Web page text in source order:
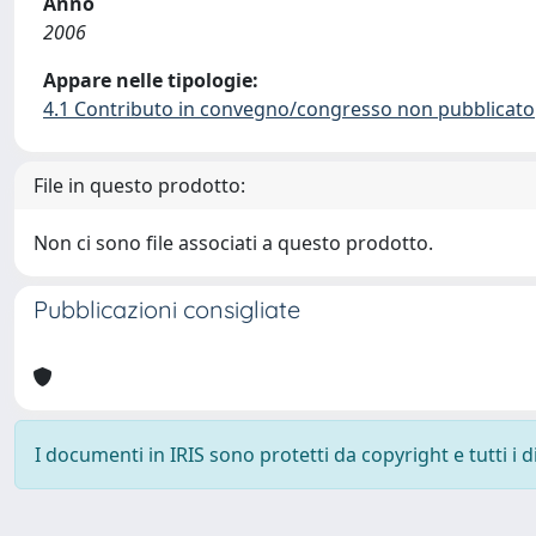
2006
Appare nelle tipologie:
4.1 Contributo in convegno/congresso non pubblicato
File in questo prodotto:
Non ci sono file associati a questo prodotto.
Pubblicazioni consigliate
I documenti in IRIS sono protetti da copyright e tutti i